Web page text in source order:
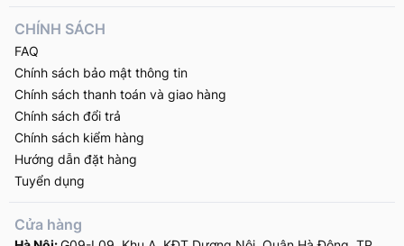
Cửa hàng
CHÍNH SÁCH
FAQ
Chính sách bảo mật thông tin
Chính sách thanh toán và giao hàng
Chính sách đổi trả
Chính sách kiểm hàng
Hướng dẫn đặt hàng
Tuyển dụng